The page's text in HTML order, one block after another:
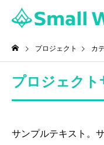
プロジェクト カ
プロジェクト
サンプルテキスト。